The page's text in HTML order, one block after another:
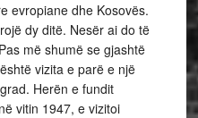
evropiane dhe Kosovës.
dy ditë. Nesër ai do të
më shumë se gjashtë
vizita e parë e një
Herën e fundit
vitin 1947, e vizitoi